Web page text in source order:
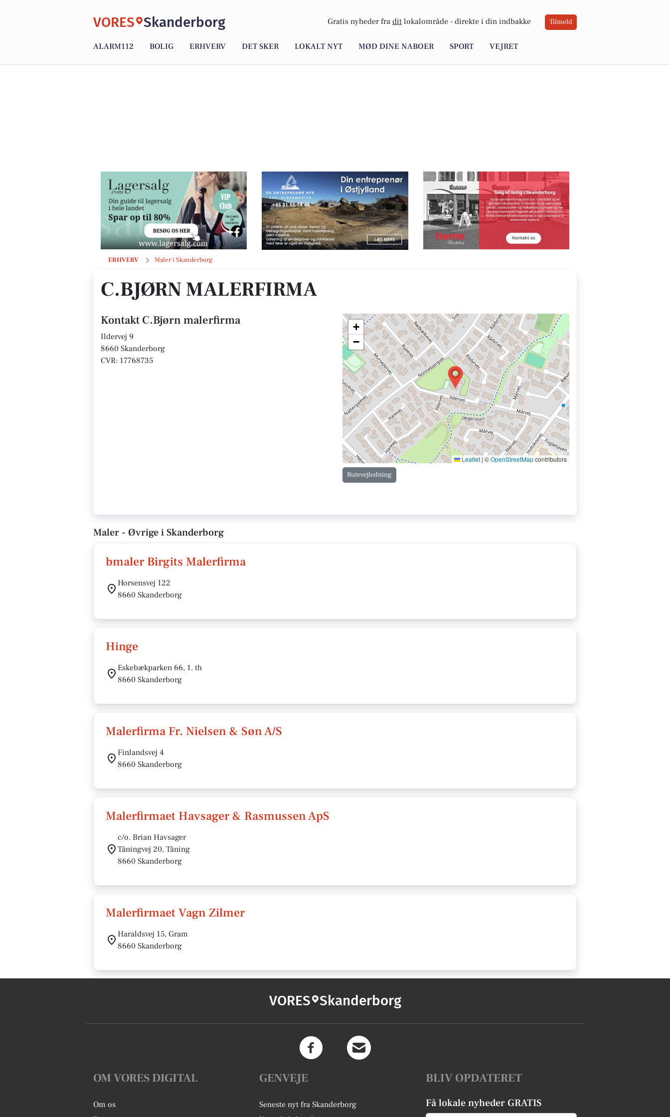
VORES Skanderborg Gratis nyheder fra dit lokalområde - direkte i din indbakke Tilmeld
ALARM112 BOLIG ERHVERV DET SKER LOKALT NYT MØD DINE NABOER SPORT VEJRET
ERHVERV Maler i Skanderborg
C.Bjørn malerfirma
C.BJØRN MALERFIRMA
Kontakt C.Bjørn malerfirma
Ildervej 9
8660 Skanderborg
CVR: 17768735
+
−
Leaflet | ©OpenStreetMapcontributors
Rutevejledning
Maler - Øvrige i Skanderborg
bmaler Birgits Malerfirma
Horsensvej 122
8660 Skanderborg
Hinge
Eskebækparken 66, 1. th
8660 Skanderborg
Malerfirma Fr. Nielsen & Søn A/S
Finlandsvej 4
8660 Skanderborg
Malerfirmaet Havsager & Rasmussen ApS
c/o. Brian Havsager
Tåningvej 20, Tåning
8660 Skanderborg
Malerfirmaet Vagn Zilmer
Haraldsvej 15, Gram
8660 Skanderborg
VORES Skanderborg
OM VORES DIGITAL
Om os
GENVEJE
Seneste nyt fra Skanderborg
BLIV OPDATERET
Få lokale nyheder GRATIS